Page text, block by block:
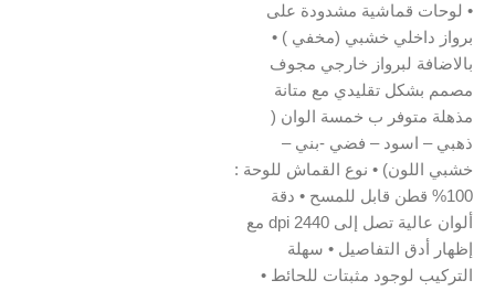
• لوحات قماشية مشدودة على
برواز داخلي خشبي (مخفي ) •
بالاضافة لبرواز خارجي مجوف
مصمم بشكل تقليدي مع متانة
مذهلة متوفر ب خمسة الوان (
ذهبي – اسود – فضي -بني –
خشبي اللون) • نوع القماش للوحة :
100% قطن قابل للمسح • دقة
ألوان عالية تصل إلى 2440 dpi مع
إظهار أدق التفاصيل • سهلة
التركيب لوجود مثبتات للحائط •